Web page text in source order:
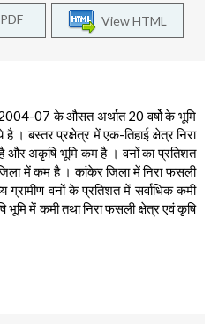
View HTML
07 के औसत अर्थात 20 वर्षो के भूमि
। बस्तर प्रक्षेत्र में एक-तिहाई क्षेत्र निरा
है और अकृषि भूमि कम है । वनों का प्रतिशत
जिला में कम है । कांकेर जिला में निरा फसली
वनों के प्रतिशत में सर्वाधिक कमी
में कमी तथा निरा फसली क्षेत्र एवं कृषि